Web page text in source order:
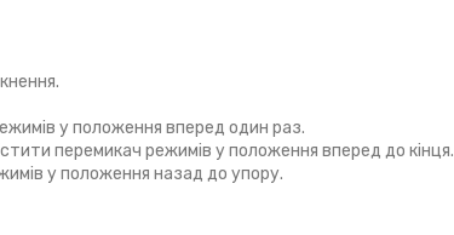
у положення вперед один раз.
перемикач режимів у положення вперед до кінця.
у положення назад до упору.